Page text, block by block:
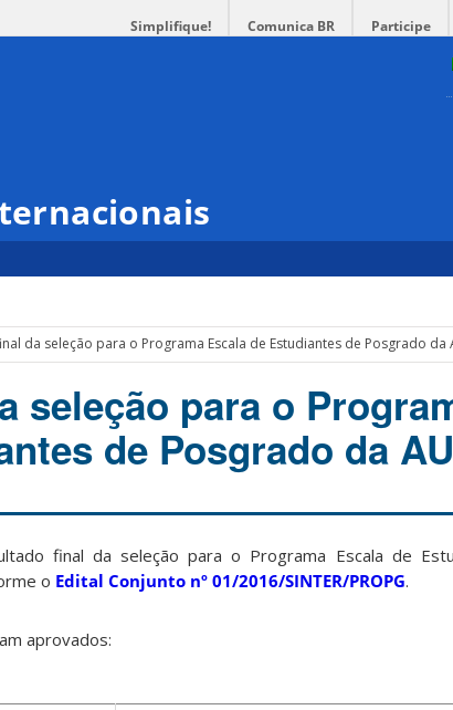
Simplifique! Comunica BR Participe
da seleção para o Programa Escala de Estudiantes de Posgrado da
seleção para o
de Posgrado da
final da seleção para o Programa Escala de
o Edital Conjunto nº 01/2016/SINTER/PROPG.
aprovados: